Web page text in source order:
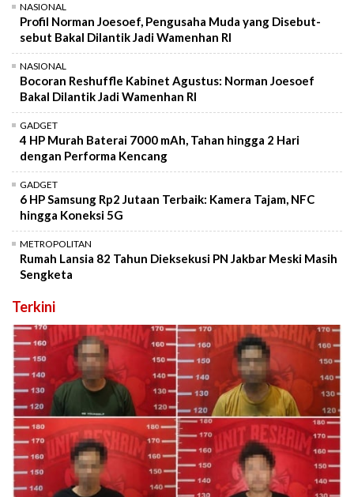
NASIONAL
Profil Norman Joesoef, Pengusaha Muda yang Disebut-
sebut Bakal Dilantik Jadi Wamenhan RI
NASIONAL
Bocoran Reshuffle Kabinet Agustus: Norman Joesoef
Bakal Dilantik Jadi Wamenhan RI
GADGET
4 HP Murah Baterai 7000 mAh, Tahan hingga 2 Hari
dengan Performa Kencang
GADGET
6 HP Samsung Rp2 Jutaan Terbaik: Kamera Tajam, NFC
hingga Koneksi 5G
METROPOLITAN
Rumah Lansia 82 Tahun Dieksekusi PN Jakbar Meski Masih
Sengketa
Terkini